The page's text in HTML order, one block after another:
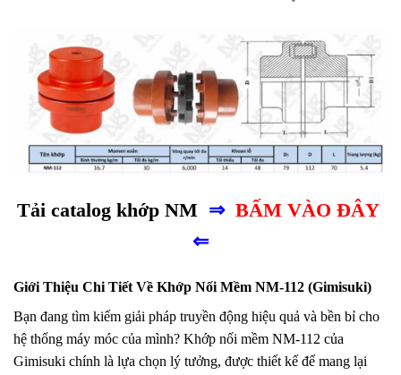
Tải catalog khớp NM ⇒ BẤM VÀO ĐÂY
⇐
Giới Thiệu Chi Tiết Về Khớp Nối Mềm NM-112 (Gimisuki)
Bạn đang tìm kiếm giải pháp truyền động hiệu quả và bền bỉ cho
hệ thống máy móc của mình? Khớp nối mềm NM-112 của
Gimisuki chính là lựa chọn lý tưởng, được thiết kế để mang lại